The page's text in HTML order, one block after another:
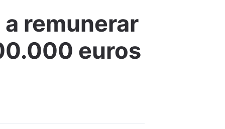
remunerar
euros